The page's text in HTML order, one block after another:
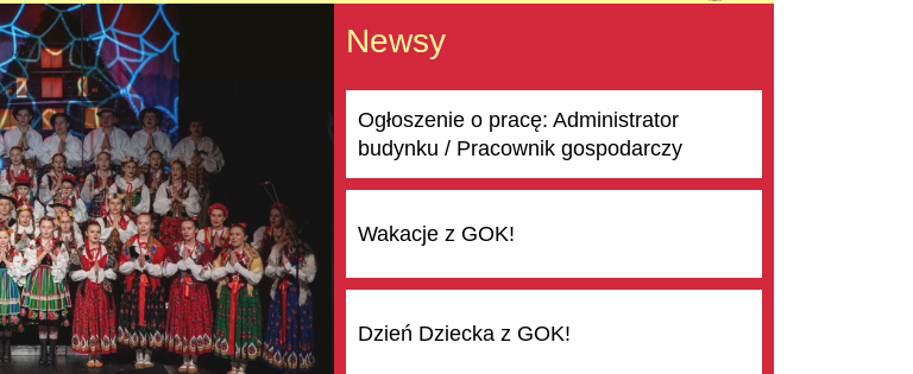
Newsy
Ogłoszenie o pracę: Administrator
budynku / Pracownik gospodarczy
Wakacje z GOK!
Dzień Dziecka z GOK!